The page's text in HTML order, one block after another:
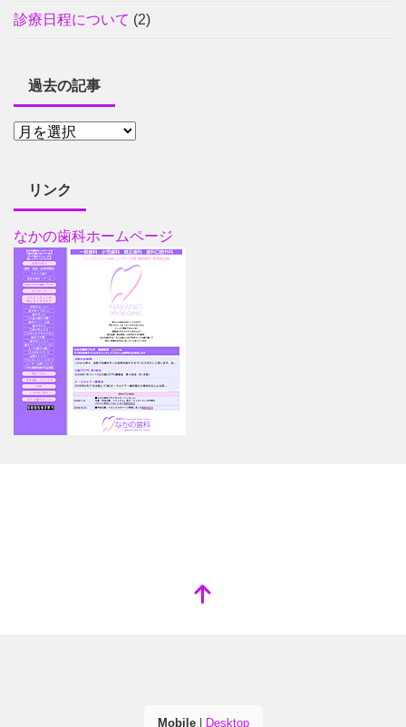
診療日程について (2)
過去の記事
リンク
なかの歯科ホームページ
Mobile| Desktop